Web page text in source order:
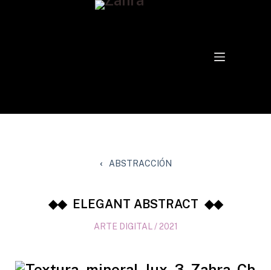
ABSTRACCIÓN
ELEGANT ABSTRACT
ARTE DIGITAL / 2021